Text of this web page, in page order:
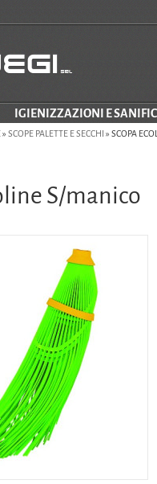
IGIENIZZAZIONI E
» SCOPE PALETTE E SECCHI » SCOPA
S/manico